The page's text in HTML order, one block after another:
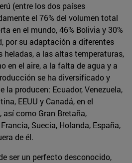
(entre los dos países
el 76% del volumen total
en el mundo, 46% Bolivia y 30%
por su adaptación a diferentes
heladas, a las altas temperaturas,
en el aire, a la falta de agua y a
se ha diversificado y
la producen: Ecuador, Venezuela,
EEUU y Canadá, en el
como Gran Bretaña,
Suecia, Holanda, España,
de él.
ser un perfecto desconocido,